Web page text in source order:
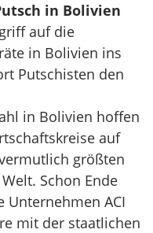
in Bolivien
auf die
in Bolivien ins
Putschisten den
in Bolivien hoffen
auf
größten
Schon Ende
Unternehmen ACI
mit der staatlichen